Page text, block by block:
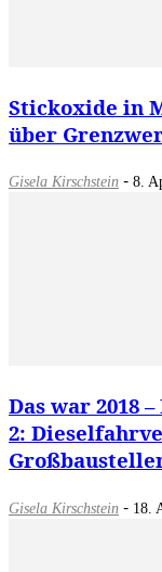
Stickoxide in
über
Gisela Kirschstein - 8.
Das war 2018
2:
Gisela Kirschstein - 18.